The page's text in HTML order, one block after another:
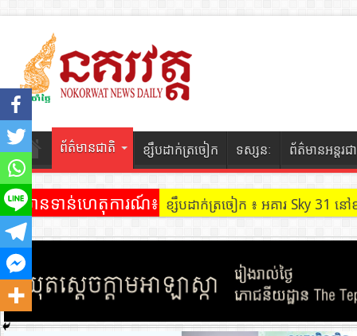
ព័ត៌មានជាតិ ខ្សឹបដាក់ត្រចៀក ទស្សនៈ ព័ត៌មានអន្តរជ
ព័ត៌មានទាន់ហេតុការណ៍៖ ខ្សឹបដាក់ត្រចៀក ៖ អគារ Sky 31
ខ្សឹបដាក់ត្រចៀក ៖ ដល់ករ ! ឈ្មួញដឹក